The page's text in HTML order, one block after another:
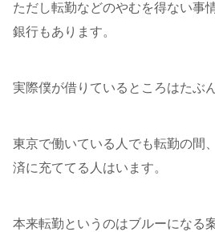
ただし転勤などのやむを得ない事
銀行もあります。
実際僕が借りているところはたぶ
東京で働いている人でも転勤の間
済に充ててる人はいます。
本来転勤というのはブルーになる